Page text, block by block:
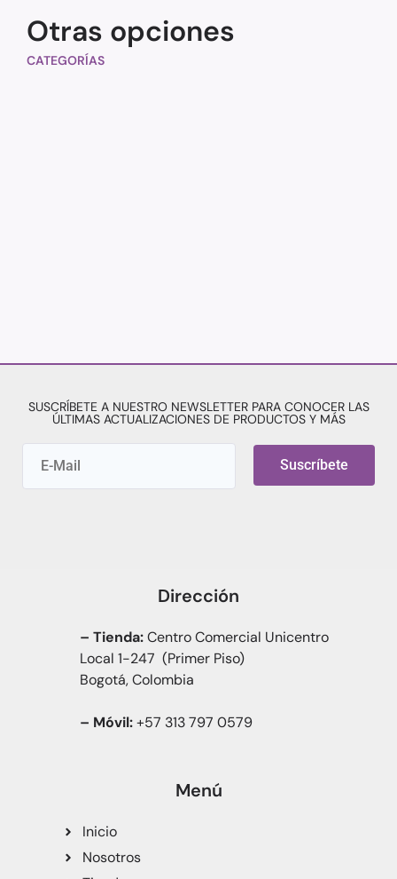
Otras opciones
CATEGORÍAS
SUSCRÍBETE A NUESTRO NEWSLETTER PARA CONOCER LAS
ÚLTIMAS ACTUALIZACIONES DE PRODUCTOS Y MÁS
Suscríbete
Dirección
– Tienda:Centro Comercial Unicentro
Local 1-247 (Primer Piso)
Bogotá, Colombia
– Móvil:+57 313 797 0579
Menú
Inicio
Nosotros